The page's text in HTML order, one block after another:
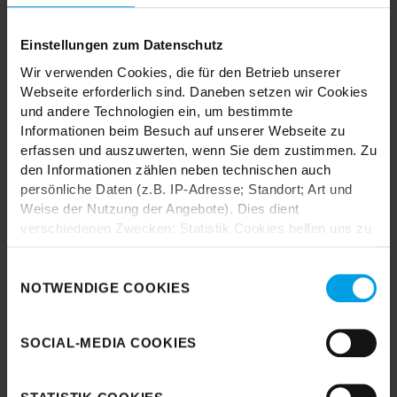
Einstellungen zum Datenschutz
Wir verwenden Cookies, die für den Betrieb unserer
Webseite erforderlich sind. Daneben setzen wir Cookies
und andere Technologien ein, um bestimmte
Informationen beim Besuch auf unserer Webseite zu
erfassen und auszuwerten, wenn Sie dem zustimmen. Zu
den Informationen zählen neben technischen auch
persönliche Daten (z.B. IP-Adresse; Standort; Art und
Weise der Nutzung der Angebote). Dies dient
verschiedenen Zwecken: Statistik Cookies helfen uns zu
anonymisiert für statistische Zwecke auszuwerten.
Marketing Cookies helfen uns, Ihnen personalisierte
Werbung anzuzeigen. Social-Media-Cookies ermöglichen
es, eine Verbindung zu sozialen Netzwerken aufzubauen,
NOTWENDIGE COOKIES
SOCIAL-MEDIA COOKIES
TRENDHOPPER STORES
Wie wäre es mit einer großen Portion Inspiration und Kreativität?
In unseren Stores findest du alle Trendhopper Möbel, Stoffe und
Styles.
Datenschutzbestimmungen von Google.